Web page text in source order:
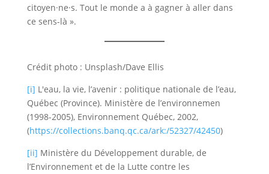
citoyen·ne·s. Tout le monde a à gagner à aller dans
ce sens-là ».
Crédit photo : Unsplash/Dave Ellis
[i] L'eau, la vie, l’avenir : politique nationale de l’eau,
Québec (Province). Ministère de l’environnemen
(1998-2005), Environnement Québec, 2002,
(https://collections.banq.qc.ca/ark:/52327/42450)
[ii] Ministère du Développement durable, de
l’Environnement et de la Lutte contre les